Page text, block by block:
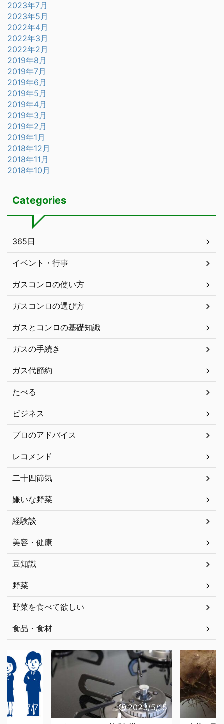
2023年7月
2023年5月
2022年4月
2022年3月
2022年2月
2019年8月
2019年7月
2019年6月
2019年5月
2019年4月
2019年3月
2019年2月
2019年1月
2018年12月
2018年11月
2018年10月
Categories
365日
イベント・行事
ガスコンロの使い方
ガスコンロの選び方
ガスとコンロの基礎知識
ガスの手続き
ガス代節約
たべる
ビジネス
プロのアドバイス
レコメンド
二十四節気
嫌いな野菜
経験談
美容・健康
豆知識
野菜
野菜を食べて欲しい
食品・食材
7/7 2023/5/15